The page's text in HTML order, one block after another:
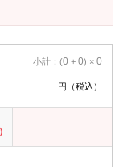
小計：(0 + 0) × 0
円（税込）